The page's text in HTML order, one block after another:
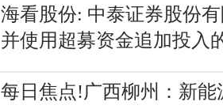
海看股份: 中泰证券股份
并使用超募资金追加投入
每日焦点!广西柳州：新能